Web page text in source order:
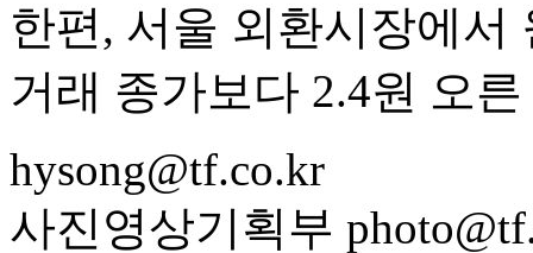
한편, 서울 외환시장에서
거래 종가보다 2.4원 오
hysong@tf.co.kr
사진영상기획부